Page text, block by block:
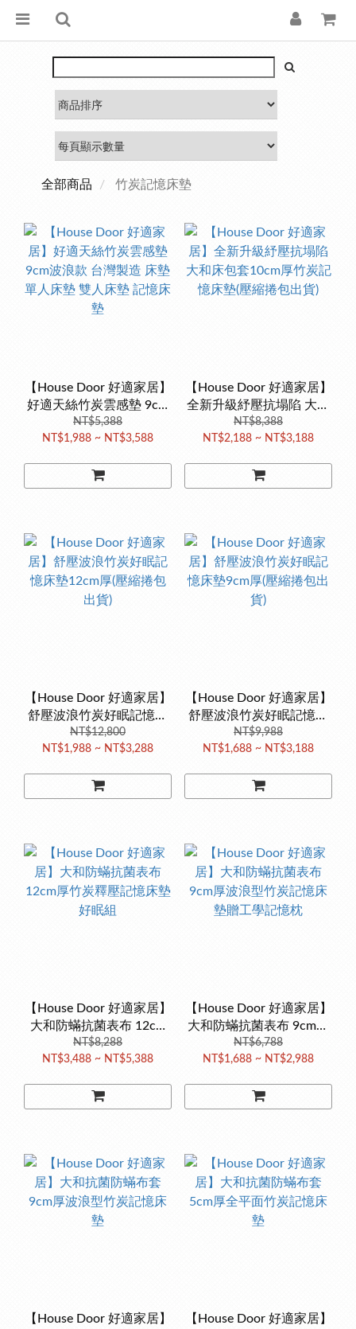
全部商品 竹炭記憶床墊
【House Door 好適家居】
好適天絲竹炭雲感墊 9cm
波浪款 台灣製造 床墊 單
人床墊 雙人床墊 記憶床墊
NT$5,388
NT$1,988 ~ NT$3,588
【House Door 好適家居】
全新升級紓壓抗塌陷 大和
床包套10cm厚竹炭記憶床
墊(壓縮捲包出貨)
NT$8,388
NT$2,188 ~ NT$3,188
【House Door 好適家居】
舒壓波浪竹炭好眠記憶床
墊12cm厚(壓縮捲包出貨)
NT$12,800
NT$1,988 ~ NT$3,288
【House Door 好適家居】
舒壓波浪竹炭好眠記憶床
墊9cm厚(壓縮捲包出貨)
NT$9,988
NT$1,688 ~ NT$3,188
【House Door 好適家居】
大和防蟎抗菌表布 12cm
厚竹炭釋壓記憶床墊好眠
組
NT$8,288
NT$3,488 ~ NT$5,388
【House Door 好適家居】
大和防蟎抗菌表布 9cm厚
波浪型竹炭記憶床墊贈工
學記憶枕
NT$6,788
NT$1,688 ~ NT$2,988
【House Door 好適家居】
【House Door 好適家居】